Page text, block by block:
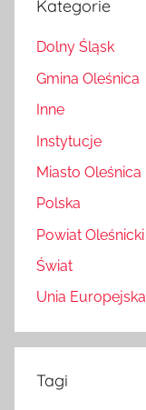
Kategorie
Dolny Śląsk
Gmina Oleśnica
Inne
Instytucje
Miasto Oleśnica
Polska
Powiat Oleśnicki
Świat
Unia Europejska
Tagi